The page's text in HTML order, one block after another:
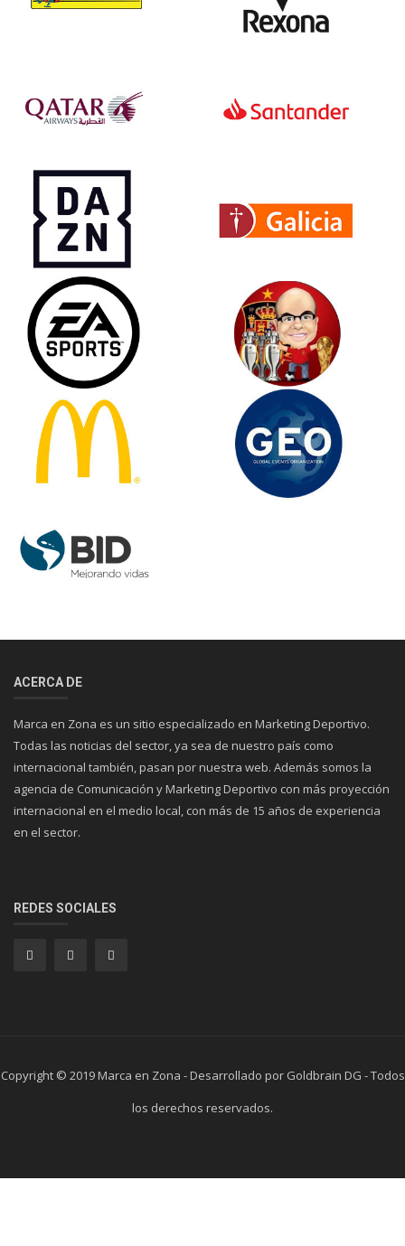
ACERCA DE
Marca en Zona es un sitio especializado en Marketing Deportivo.
Todas las noticias del sector, ya sea de nuestro país como
internacional también, pasan por nuestra web. Además somos la
agencia de Comunicación y Marketing Deportivo con más proyección
internacional en el medio local, con más de 15 años de experiencia
en el sector.
REDES SOCIALES
Copyright © 2019 Marca en Zona - Desarrollado por Goldbrain DG - Todos
los derechos reservados.